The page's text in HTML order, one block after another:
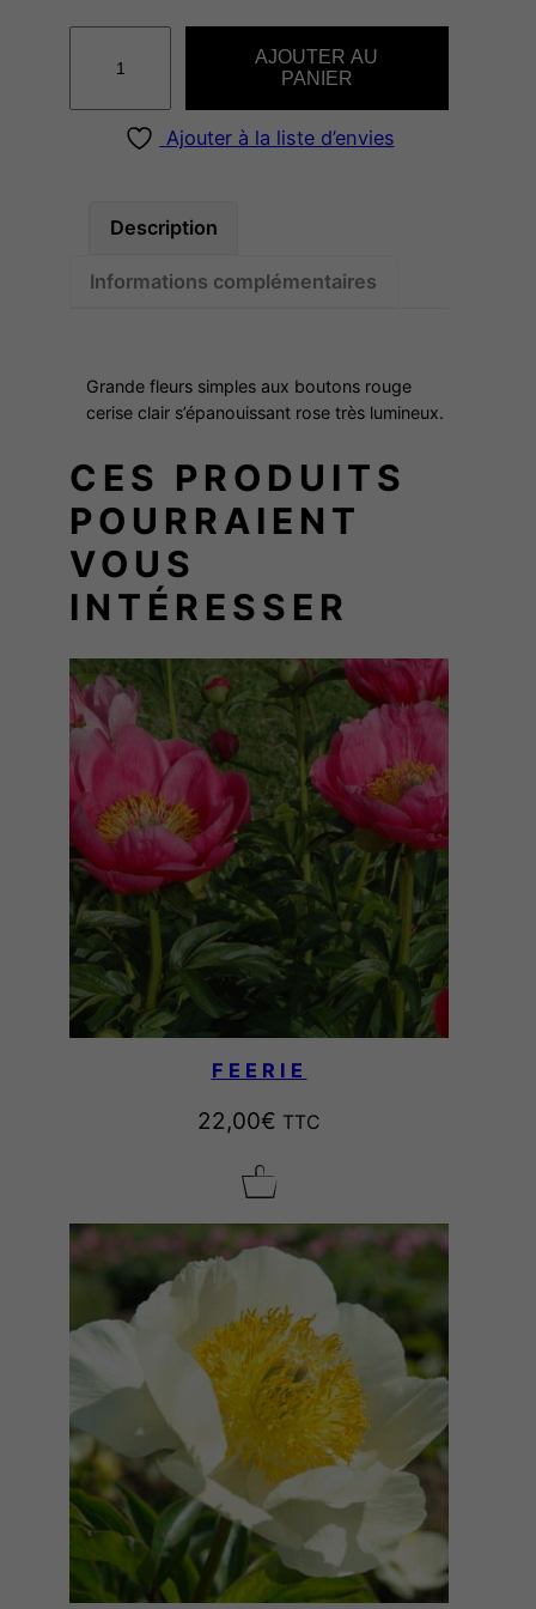
a
D
I
A
AJOUTER AU
PANIER
Ajouter à la liste d’envies
Description
Informations complémentaires
Grande fleurs simples aux boutons rouge
cerise clair s’épanouissant rose très lumineux.
CES PRODUITS
POURRAIENT
VOUS
INTÉRESSER
FEERIE
22,00€ TTC